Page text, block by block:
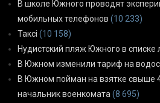
В школе Южного проводят
мобильных телефонов (10 233)
Таксі (10 158)
Нудистский пляж Южного в списке
В Южном изменили тариф на
В Южном пойман на взятке свыше
начальник военкомата (8 695)